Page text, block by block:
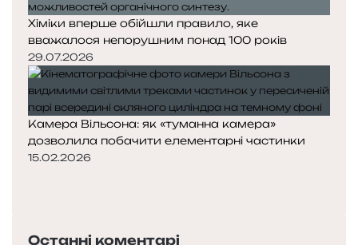
Хіміки вперше обійшли правило, яке
вважалося непорушним понад 100 років
29.07.2026
Камера Вільсона: як «туманна камера»
дозволила побачити елементарні частинки
15.02.2026
Останні коментарі